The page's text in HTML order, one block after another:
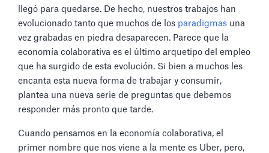
llegó para quedarse. De hecho, nuestros trabajos han
evolucionado tanto que muchos de los paradigmas una
vez grabadas en piedra desaparecen. Parece que la
economía colaborativa es el último arquetipo del empleo
que ha surgido de esta evolución. Si bien a muchos les
encanta esta nueva forma de trabajar y consumir,
plantea una nueva serie de preguntas que debemos
responder más pronto que tarde.
Cuando pensamos en la economía colaborativa, el
primer nombre que nos viene a la mente es Uber, pero,